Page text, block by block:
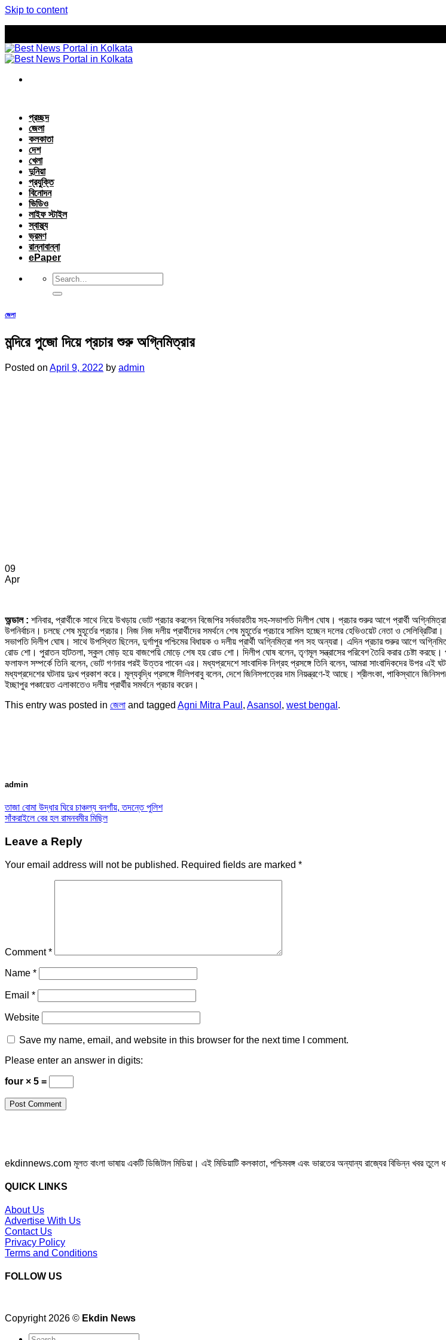
Skip to content
প্রচ্ছদ
জেলা
কলকাতা
দেশ
খেলা
দুনিয়া
প্রযুক্তি
বিনোদন
ভিডিও
লাইফ স্টাইল
স্বাস্থ্য
ভ্রমণ
রান্নাবান্না
ePaper
জেলা
মন্দিরে পুজো দিয়ে প্রচার শুরু অগ্নিমিত্রার
Posted on April 9, 2022 by admin
09
Apr
অন্ডাল : শনিবার, প্রার্থীকে সাথে নিয়ে উখড়ায় ভোট প্রচার করলেন বিজেপির সর্বভারতীয় সহ-সভাপতি দিলীপ ঘোষ। প্রচার শুরুর আগে প্রার্থী
উপনির্বাচন। চলছে শেষ মুহূর্তের প্রচার। নিজ নিজ দলীয় প্রার্থীদের সমর্থনে শেষ মুহূর্তের প্রচারে সামিল হচ্ছেন দলের হেভিওয়েট নেতা ও
সভাপতি দিলীপ ঘোষ। সাথে উপস্থিত ছিলেন, দুর্গাপুর পশ্চিমের বিধায়ক ও দলীয় প্রার্থী অগ্নিমিত্রা পল সহ অন্যরা। এদিন প্রচার শুরুর আগে
রোড শো। পুরাতন হাটতলা, স্কুল মোড় হয়ে বাজপেয়ি মোড়ে শেষ হয় রোড শো। দিলীপ ঘোষ বলেন, তৃণমূল সন্ত্রাসের পরিবেশ তৈরি করার চেষ্টা করছে।
ফলাফল সম্পর্কে তিনি বলেন, ভোট গণনার পরই উত্তর পাবেন এর। মধ্যপ্রদেশে সাংবাদিক নিগ্রহ প্রসঙ্গে তিনি বলেন, আমরা সাংবাদিকদের উপর এই
মধ্যপ্রদেশের ঘটনায় দুঃখ প্রকাশ করে। মূল্যবৃদ্ধি প্রসঙ্গে দীলিপবাবু বলেন, দেশে জিনিসপত্রের দাম নিয়ন্ত্রণে-ই আছে। শ্রীলংকা, পাকিস্থানে
ইচ্ছাপুর পঞ্চায়েত এলাকাতেও দলীয় প্রার্থীর সমর্থনে প্রচার করেন।
This entry was posted in জেলা and tagged Agni Mitra Paul , Asansol , west bengal .
admin
তাজা বোমা উদ্ধার ঘিরে চাঞ্চল্য বনগাঁয়, তদন্তে পুলিশ
সাঁকরাইলে বের হল রামনবমীর মিছিল
Leave a Reply
Your email address will not be published. Required fields are marked *
Comment*
Name *
Email *
Website
Save my name, email, and website in this browser for the next time I comment.
Please enter an answer in digits:
four × 5 =
ekdinnews.com মূলত বাংলা ভাষায় একটি ডিজিটাল মিডিয়া। এই মিডিয়াটি কলকাতা, পশ্চিমবঙ্গ এবং ভারতের অন্যান্য রাজ্যের বিভিন্ন খবর তুলে
QUICK LINKS
About Us
Advertise With Us
Contact Us
Privacy Policy
Terms and Conditions
FOLLOW US
Copyright 2026 © Ekdin News